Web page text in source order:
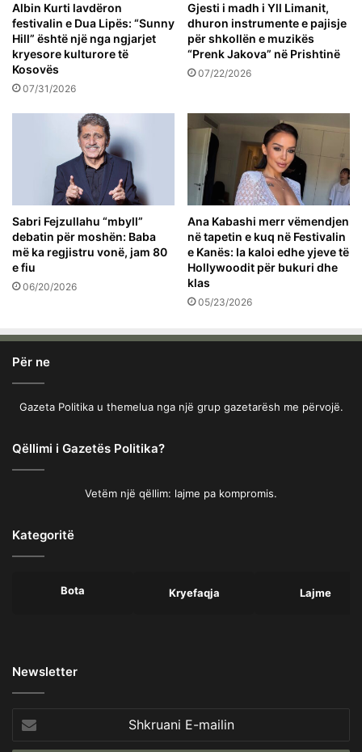
Albin Kurti lavdëron
festivalin e Dua Lipës: “Sunny
Hill” është një nga ngjarjet
kryesore kulturore të
Kosovës
07/31/2026
Gjesti i madh i Yll Limanit,
dhuron instrumente e pajisje
për shkollën e muzikës
“Prenk Jakova” në Prishtinë
07/22/2026
Sabri Fejzullahu “mbyll”
debatin për moshën: Baba
më ka regjistru vonë, jam 80
e fiu
06/20/2026
Ana Kabashi merr vëmendjen
në tapetin e kuq në Festivalin
e Kanës: Ia kaloi edhe yjeve të
Hollywoodit për bukuri dhe
klas
05/23/2026
Për ne
Gazeta Politika u themelua nga një grup gazetarësh me përvojë.
Qëllimi i Gazetës Politika?
Vetëm një qëllim: lajme pa kompromis.
Kategoritë
Bota Kryefaqja Lajme
Newsletter
E-
mailin